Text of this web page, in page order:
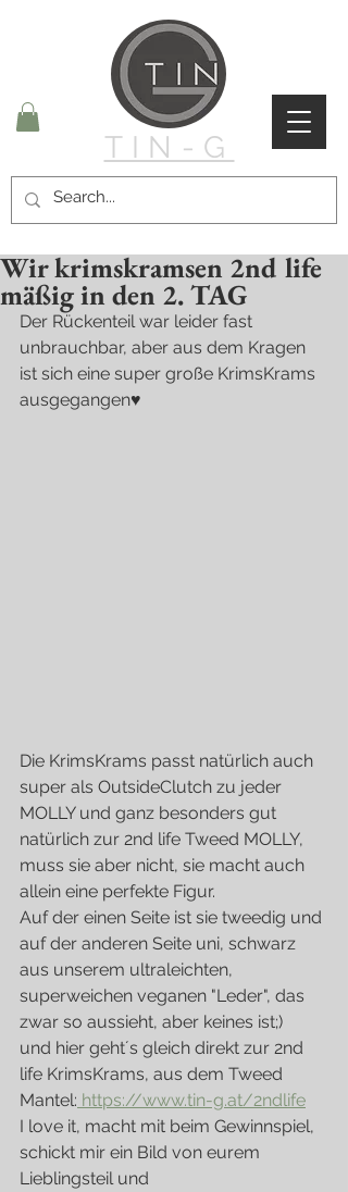
TIN-G
Wir krimskramsen 2nd life
mäßig in den 2. TAG
Der Rückenteil war leider fast
unbrauchbar, aber aus dem Kragen
ist sich eine super große KrimsKrams
ausgegangen♥
Die KrimsKrams passt natürlich auch
super als OutsideClutch zu jeder
MOLLY und ganz besonders gut
natürlich zur 2nd life Tweed MOLLY,
muss sie aber nicht, sie macht auch
allein eine perfekte Figur.
Auf der einen Seite ist sie tweedig und
auf der anderen Seite uni, schwarz
aus unserem ultraleichten,
superweichen veganen "Leder", das
zwar so aussieht, aber keines ist;)
und hier geht´s gleich direkt zur 2nd
life KrimsKrams, aus dem Tweed
Mantel: https://www.tin-g.at/2ndlife
I love it, macht mit beim Gewinnspiel,
schickt mir ein Bild von eurem
Lieblingsteil und